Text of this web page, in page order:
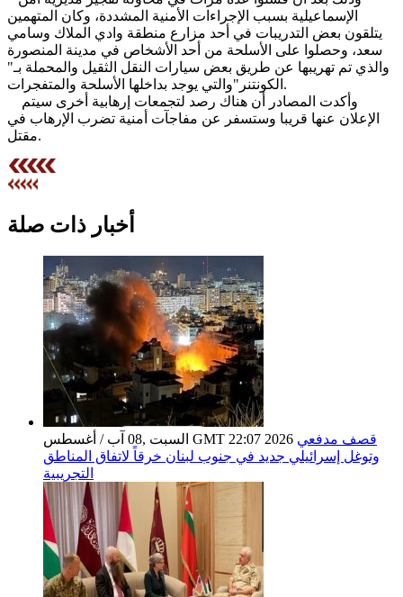
الإسماعيلية بسبب الإجراءات الأمنية المشددة، وكان المتهمين
يتلقون بعض التدريبات في أحد مزارع منطقة وادي الملاك وسامي
سعد، وحصلوا على الأسلحة من أحد الأشخاص في مدينة المنصورة
والذي تم تهريبها عن طريق بعض سيارات النقل الثقيل والمحملة بـ"
الكونتنر"والتي يوجد بداخلها الأسلحة والمتفجرات.
الإعلان عنها قريبا وستسفر عن مفاجآت أمنية تضرب الإرهاب في
مقتل.
أخبار ذات صلة
السبت ,08 آب / أغسطس GMT 22:07 2026 قصف مدفعي
وتوغل إسرائيلي جديد في جنوب لبنان خرقاً لاتفاق المناطق
التجريبية